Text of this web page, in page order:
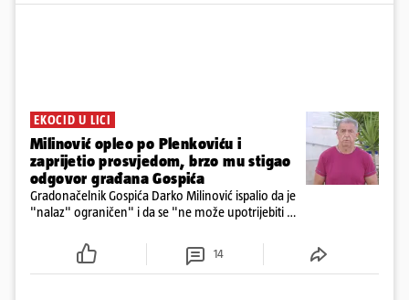
EKOCID U LICI
Milinović opleo po Plenkoviću i
zaprijetio prosvjedom, brzo mu stigao
odgovor građana Gospića
Gradonačelnik Gospića Darko Milinović ispalio da je
"nalaz" ograničen" i da se "ne može upotrijebiti za
ga je naručio Uskok i da je dio spisa
14